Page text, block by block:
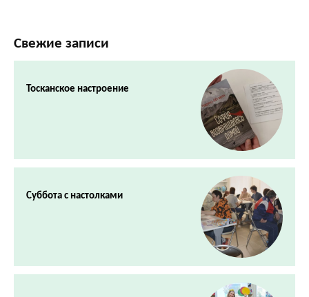
Свежие записи
Тосканское настроение
Суббота с настолками